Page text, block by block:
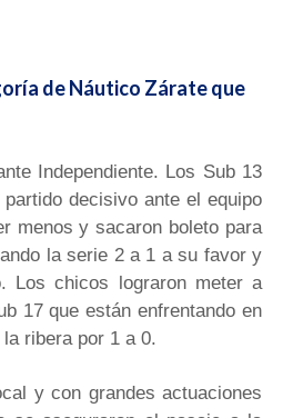
de Náutico Zárate que
Independiente. Los Sub 13
decisivo ante el equipo
menos y sacaron boleto para
la serie 2 a 1 a su favor y
Los chicos lograron meter a
17 que están enfrentando en
ribera por 1 a 0.
y con grandes actuaciones